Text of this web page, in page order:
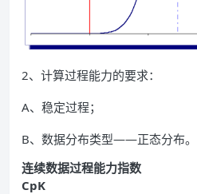
2、计算过程能力的要求：
A、稳定过程；
B、数据分布类型——正态分布。
连续数据过程能力指数
CpK